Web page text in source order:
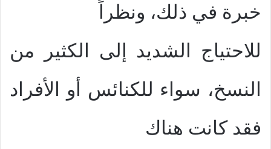
خبرة في ذلك، ونظراً
للاحتياج الشديد إلى الكثير من
النسخ، سواء للكنائس أو الأفراد
فقد كانت هناك